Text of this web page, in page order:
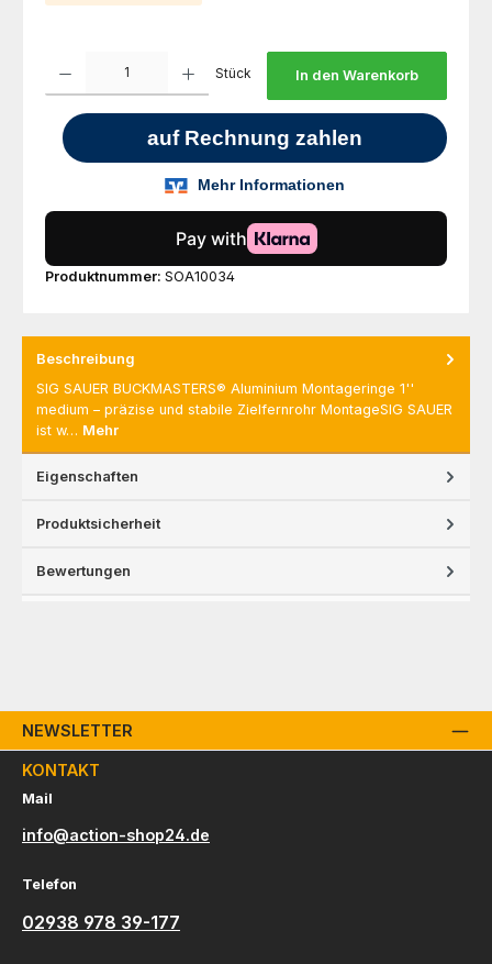
Stück In den Warenkorb
Produktnummer: SOA10034
Beschreibung
SIG SAUER BUCKMASTERS® Aluminium Montageringe 1''
medium – präzise und stabile Zielfernrohr MontageSIG SAUER
ist w… Mehr
Eigenschaften
Produktsicherheit
Bewertungen
NEWSLETTER
KONTAKT
Mail
info@action-shop24.de
Telefon
02938 978 39-177